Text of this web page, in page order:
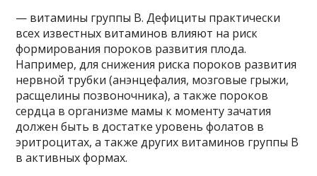
— витамины группы В. Дефициты практически
всех известных витаминов влияют на риск
формирования пороков развития плода.
Например, для снижения риска пороков развития
нервной трубки (анэнцефалия, мозговые грыжи,
расщелины позвоночника), а также пороков
сердца в организме мамы к моменту зачатия
должен быть в достатке уровень фолатов в
эритроцитах, а также других витаминов группы В
в активных формах.